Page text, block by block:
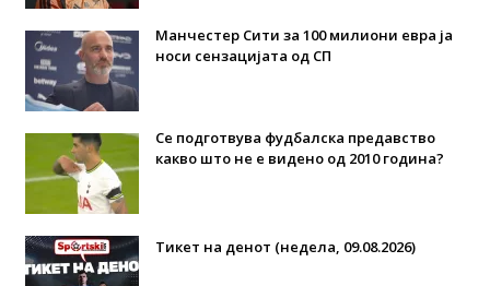
Манчестер Сити за 100 милиони евра ја
носи сензацијата од СП
Се подготвува фудбалска предавство
какво што не е видено од 2010 година?
Тикет на денот (недела, 09.08.2026)